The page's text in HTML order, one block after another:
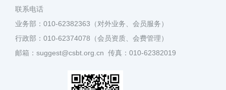
联系电话
业务部：010-62382363（对外业务、会员服务）
行政部：010-62374078（会员资质、会费管理）
邮箱：suggest@csbt.org.cn 传真：010-62382019